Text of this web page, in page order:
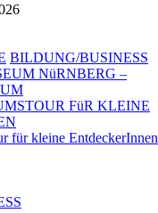
BILDUNG/BUSINESS
NüRNBERG –
FüR KLEINE
für kleine